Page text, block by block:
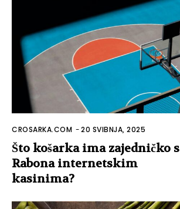
CROSARKA.COM -20 SVIBNJA, 2025
Što košarka ima zajedničko s
Rabona internetskim
kasinima?